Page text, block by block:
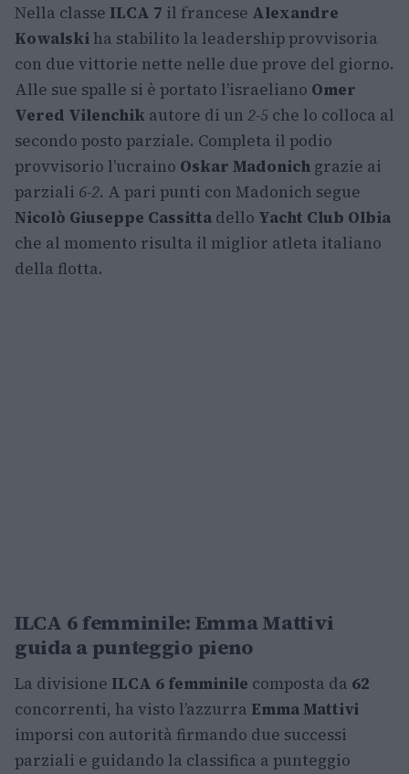
Nella classe ILCA 7 il francese Alexandre
Kowalski ha stabilito la leadership provvisoria
con due vittorie nette nelle due prove del giorno.
Alle sue spalle si è portato l’israeliano Omer
Vered Vilenchik autore di un 2-5 che lo colloca al
secondo posto parziale. Completa il podio
provvisorio l’ucraino Oskar Madonich grazie ai
parziali 6-2. A pari punti con Madonich segue
Nicolò Giuseppe Cassitta dello Yacht Club Olbia
che al momento risulta il miglior atleta italiano
della flotta.
ILCA 6 femminile: Emma Mattivi
guida a punteggio pieno
La divisione ILCA 6 femminile composta da 62
concorrenti, ha visto l’azzurra Emma Mattivi
imporsi con autorità firmando due successi
parziali e guidando la classifica a punteggio